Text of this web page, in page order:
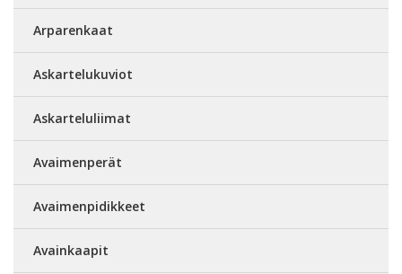
Arparenkaat
Askartelukuviot
Askarteluliimat
Avaimenperät
Avaimenpidikkeet
Avainkaapit